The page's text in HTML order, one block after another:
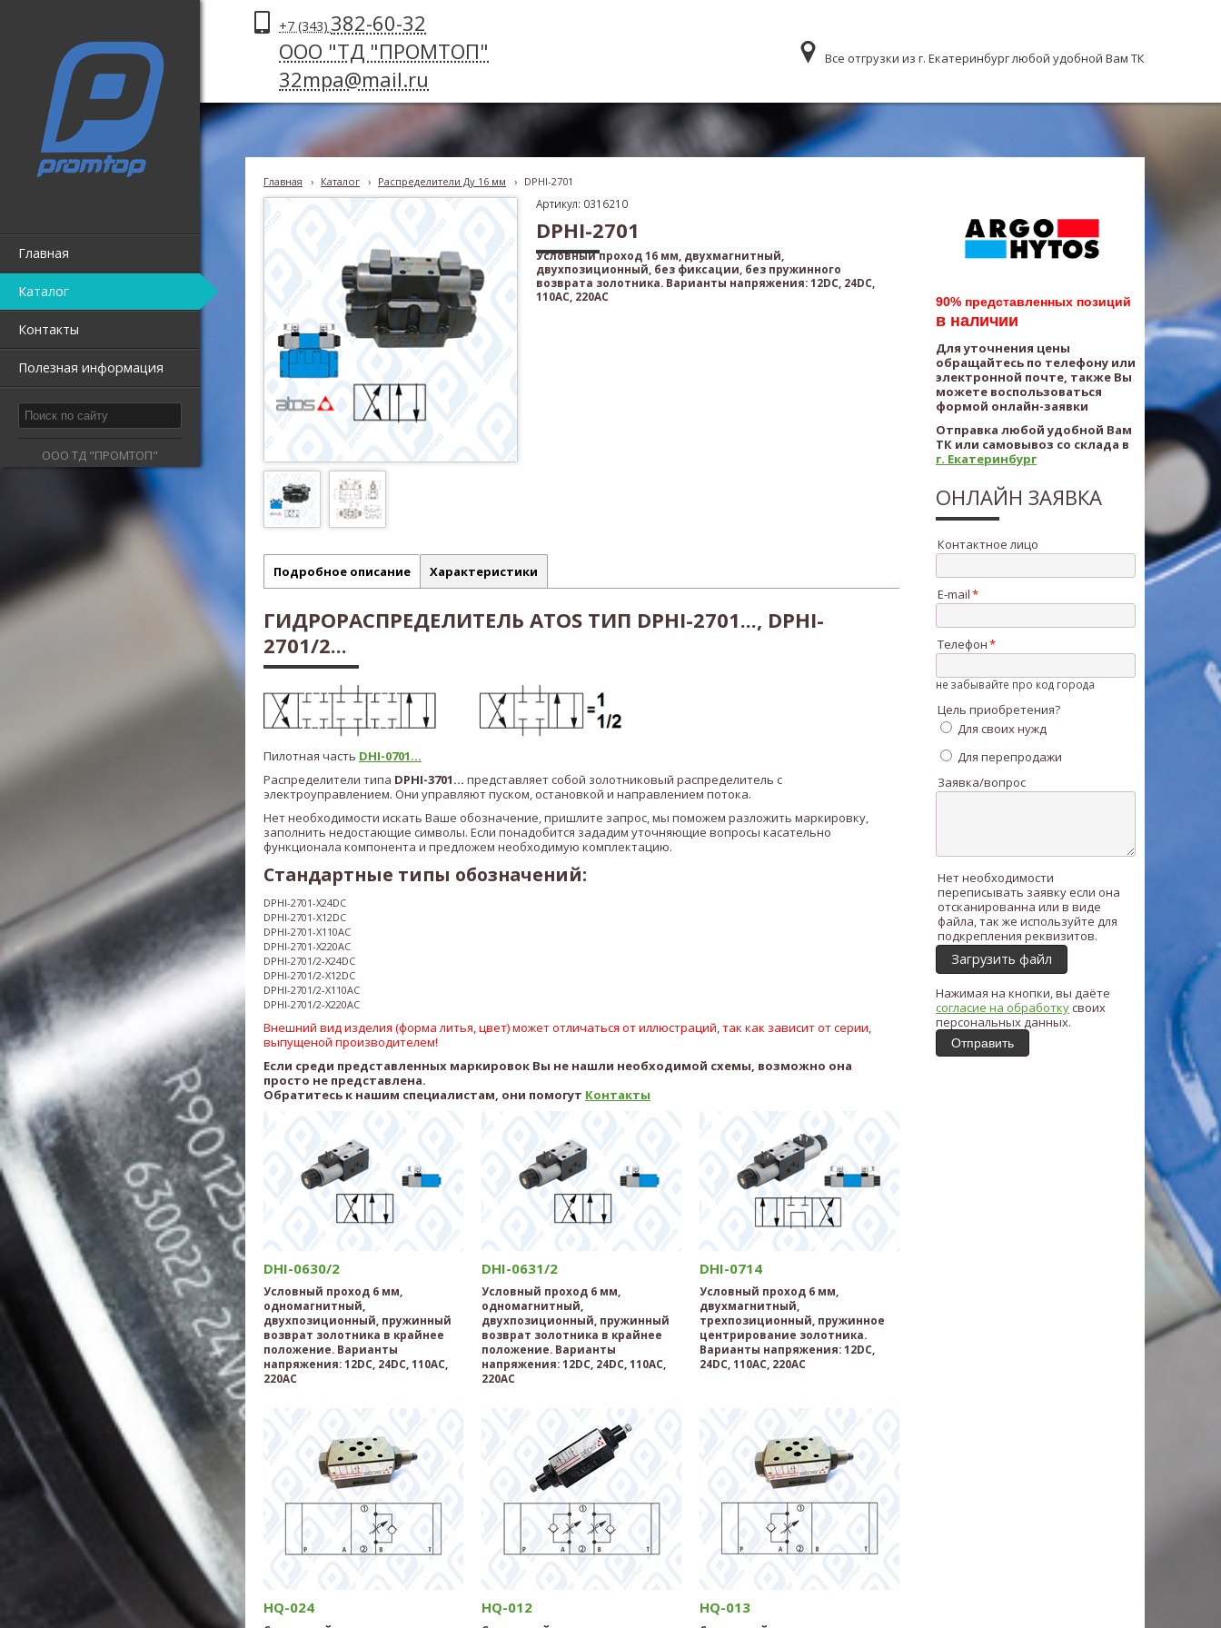
Главная
Каталог
Контакты
Полезная информация
ООО ТД "ПРОМТОП"
+7 (343) 382-60-32
ООО "ТД "ПРОМТОП"
32mpa@mail.ru
Все отгрузки из г. Екатеринбург любой удобной Вам ТК
Главная › Каталог › Распределители Ду 16 мм › DPHI-2701
Артикул: 0316210
DPHI-2701
Условный проход 16 мм, двухмагнитный,
двухпозиционный, без фиксации, без пружинного
возврата золотника. Варианты напряжения: 12DC, 24DC,
110AC, 220AC
Подробное описание Характеристики
ГИДРОРАСПРЕДЕЛИТЕЛЬ ATOS ТИП DPHI-2701..., DPHI-
2701/2...
Пилотная часть DHI-0701...
Распределители типа DPHI-3701... представляет собой золотниковый распределитель с
электроуправлением. Они управляют пуском, остановкой и направлением потока.
Нет необходимости искать Ваше обозначение, пришлите запрос, мы поможем разложить маркировку,
заполнить недостающие символы. Если понадобится зададим уточняющие вопросы касательно
функционала компонента и предложем необходимую комплектацию.
Стандартные типы обозначений:
DPHI-2701-X24DC
DPHI-2701-X12DC
DPHI-2701-X110AC
DPHI-2701-X220AC
DPHI-2701/2-X24DC
DPHI-2701/2-X12DC
DPHI-2701/2-X110AC
DPHI-2701/2-X220AC
Внешний вид изделия (форма литья, цвет) может отличаться от иллюстраций, так как зависит от серии,
выпущеной производителем!
Если среди представленных маркировок Вы не нашли необходимой схемы, возможно она
просто не представлена.
Обратитесь к нашим специалистам, они помогут Контакты
DHI-0630/2
Условный проход 6 мм,
одномагнитный,
двухпозиционный, пружинный
возврат золотника в крайнее
положение. Варианты
напряжения: 12DC, 24DC, 110AC,
220AC
DHI-0631/2
Условный проход 6 мм,
одномагнитный,
двухпозиционный, пружинный
возврат золотника в крайнее
положение. Варианты
напряжения: 12DC, 24DC, 110AC,
220AC
DHI-0714
Условный проход 6 мм,
двухмагнитный,
трехпозиционный, пружинное
центрирование золотника.
Варианты напряжения: 12DC,
24DC, 110AC, 220AC
HQ-024 HQ-012 HQ-013
90% представленных позиций
в наличии
Для уточнения цены
обращайтесь по телефону или
электронной почте, также Вы
можете воспользоваться
формой онлайн-заявки
Отправка любой удобной Вам
ТК или самовывоз со склада в
г. Екатеринбург
ОНЛАЙН ЗАЯВКА
Контактное лицо
E-mail
Телефон
не забывайте про код города
Цель приобретения?
Для своих нужд
Для перепродажи
Заявка/вопрос
Нет необходимости
переписывать заявку если она
отсканированна или в виде
файла, так же используйте для
подкрепления реквизитов.
Загрузить файл
Нажимая на кнопки, вы даёте
согласие на обработкусвоих
персональных данных.
Отправить